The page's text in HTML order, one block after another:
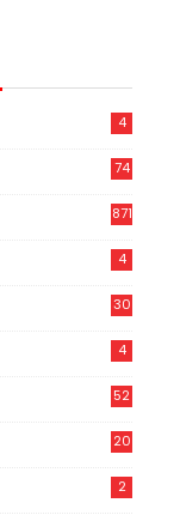
4
74
871
4
30
4
52
20
2